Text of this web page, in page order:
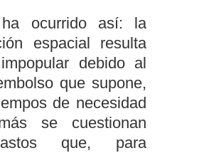
ha ocurrido así: la
espacial resulta
debido al
que supone,
de necesidad
se cuestionan
que, para